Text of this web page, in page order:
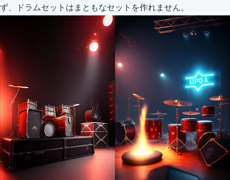
ず、ドラムセットはまともなセットを作れません。